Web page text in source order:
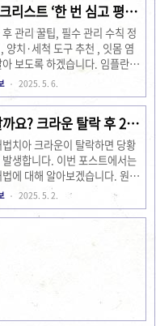
리스트 ‘한 번 심고 평생
기
관리 꿀팁, 필수 관리 수칙 정
양치·세척 도구 추천 , 잇몸 염
보도록 하겠습니다. 임플란트
것이 중요합니다. 이번 포스트
터 음식 섭취 타이밍, 양치 및
증 예방법까지 자세히 알아보겠
관리에 대해 알고 계신가요?
닙니다. 사후 관리가 필요합니
통해 임플란트를 오랫동안 건강
. 아래에서 각 관리 팁을 자세
수 관리 수칙 정리임플란트 시
중요합니다. 이 시기에는 출혈
습니다. 따라서 시술 후 최..
2025. 5. 6.
요? 크라운 탈락 후 24
TOP 4
치아 크라운이 탈락하면 당황
생합니다. 이번 포스트에서는
에 대해 알아보겠습니다. 원인,
치, 재부착 시기와 비용에 대해
다. 크라운이 떨어지는 원인치
인은 다양합니다. 가장 일반적
진이 필요합니다. 그 외에도 충
2025. 5. 2.